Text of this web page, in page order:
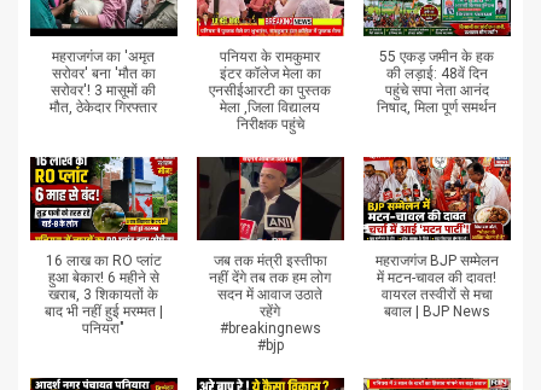
महराजगंज का 'अमृत
सरोवर' बना 'मौत का
सरोवर'! 3 मासूमों की
मौत, ठेकेदार गिरफ्तार
पनियरा के रामकुमार
इंटर कॉलेज मेला का
एनसीईआरटी का पुस्तक
मेला ,जिला विद्यालय
निरीक्षक पहुंचे
55 एकड़ जमीन के हक
की लड़ाई: 48वें दिन
पहुंचे सपा नेता आनंद
निषाद, मिला पूर्ण समर्थन
16 लाख का RO प्लांट
हुआ बेकार! 6 महीने से
खराब, 3 शिकायतों के
बाद भी नहीं हुई मरम्मत |
पनियरा"
जब तक मंत्री इस्तीफा
नहीं देंगे तब तक हम लोग
सदन में आवाज उठाते
रहेंगे
#breakingnews
#bjp
महराजगंज BJP सम्मेलन
में मटन-चावल की दावत!
वायरल तस्वीरों से मचा
बवाल | BJP News